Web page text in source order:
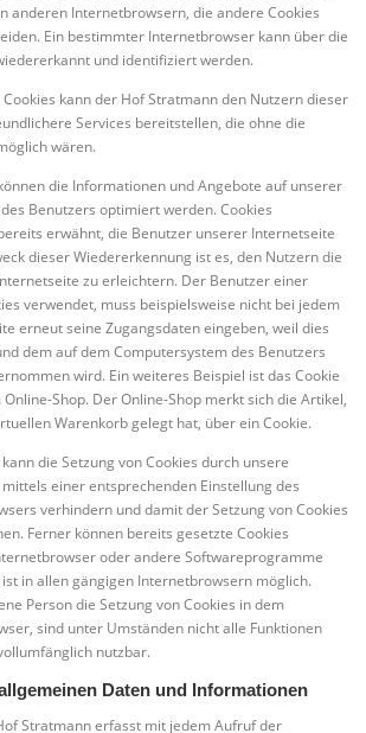
anderen Internetbrowsern, die andere Cookies
Ein bestimmter Internetbrowser kann über die
und identifiziert werden.
kann der Hof Stratmann den Nutzern dieser
Services bereitstellen, die ohne die
wären.
die Informationen und Angebote auf unserer
Benutzers optimiert werden. Cookies
erwähnt, die Benutzer unserer Internetseite
dieser Wiedererkennung ist es, den Nutzern die
zu erleichtern. Der Benutzer einer
verwendet, muss beispielsweise nicht bei jedem
erneut seine Zugangsdaten eingeben, weil dies
dem auf dem Computersystem des Benutzers
wird. Ein weiteres Beispiel ist das Cookie
Shop. Der Online-Shop merkt sich die Artikel,
Warenkorb gelegt hat, über ein Cookie.
die Setzung von Cookies durch unsere
einer entsprechenden Einstellung des
verhindern und damit der Setzung von Cookies
Ferner können bereits gesetzte Cookies
oder andere Softwareprogramme
in allen gängigen Internetbrowsern möglich.
Person die Setzung von Cookies in dem
sind unter Umständen nicht alle Funktionen
nutzbar.
Daten und Informationen
Stratmann erfasst mit jedem Aufruf der